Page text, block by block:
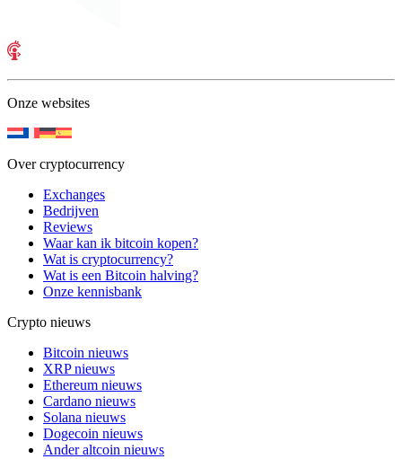
Onze websites
Over cryptocurrency
Exchanges
Bedrijven
Reviews
Waar kan ik bitcoin kopen?
Wat is cryptocurrency?
Wat is een Bitcoin halving?
Onze kennisbank
Crypto nieuws
Bitcoin nieuws
XRP nieuws
Ethereum nieuws
Cardano nieuws
Solana nieuws
Dogecoin nieuws
Ander altcoin nieuws